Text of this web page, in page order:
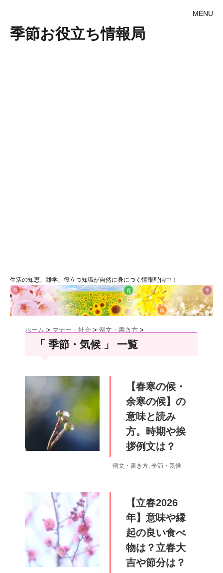
MENU
季節お役立ち情報局
生活の知恵、雑学、役立つ知識が自然に身につく情報配信中！
ホーム > マナー・社会 > 例文・書き方 >
「 季節・気候 」 一覧
【春寒の候・
余寒の候】の
意味と読み
方。時期や挨
拶例文は？
例文・書き方, 季節・気候
【立春2026
年】意味や縁
起の良い食べ
物は？立春大
吉や節分は？